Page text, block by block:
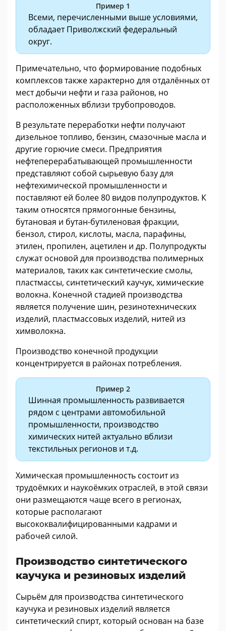
Пример 1
Всеми, перечисленными выше условиями,
обладает Приволжский федеральный
округ.
Примечательно, что формирование подобных
комплексов также характерно для отдалённых от
мест добычи нефти и газа районов, но
расположенных вблизи трубопроводов.
В результате переработки нефти получают
дизельное топливо, бензин, смазочные масла и
другие горючие смеси. Предприятия
нефтеперерабатывающей промышленности
представляют собой сырьевую базу для
нефтехимической промышленности и
поставляют ей более 80 видов полупродуктов. К
таким относятся прямогонные бензины,
бутановая и бутан-бутиленовая фракции,
бензол, стирол, кислоты, масла, парафины,
этилен, пропилен, ацетилен и др. Полупродукты
служат основой для производства полимерных
материалов, таких как синтетические смолы,
пластмассы, синтетический каучук, химические
волокна. Конечной стадией производства
является получение шин, резинотехнических
изделий, пластмассовых изделий, нитей из
химволокна.
Производство конечной продукции
концентрируется в районах потребления.
Пример 2
Шинная промышленность развивается
рядом с центрами автомобильной
промышленности, производство
химических нитей актуально вблизи
текстильных регионов и т.д.
Химическая промышленность состоит из
трудоёмких и наукоёмких отраслей, в этой связи
они размещаются чаще всего в регионах,
которые располагают
высококвалифицированными кадрами и
рабочей силой.
Производство синтетического
каучука и резиновых изделий
Сырьём для производства синтетического
каучука и резиновых изделий является
синтетический спирт, который основан на базе